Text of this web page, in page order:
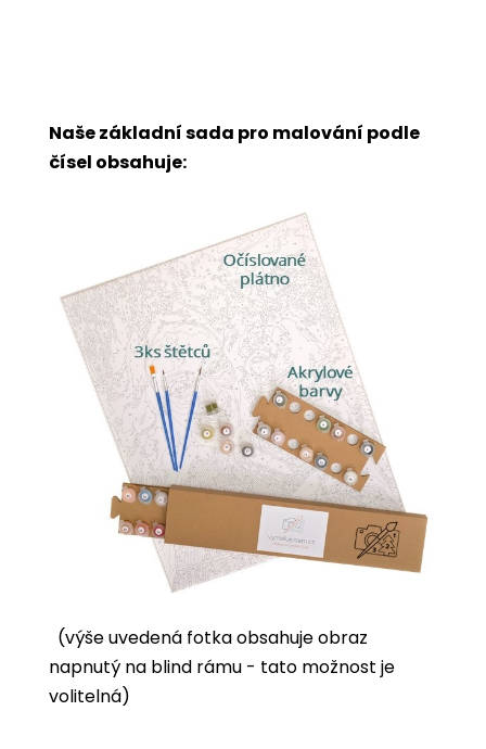
Naše základní sada pro malování podle
čísel obsahuje:
(výše uvedená fotka obsahuje obraz
napnutý na blind rámu - tato možnost je
volitelná)